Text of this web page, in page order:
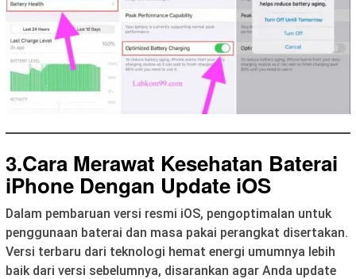
3.Cara Merawat Kesehatan Baterai
iPhone Dengan Update iOS
Dalam pembaruan versi resmi iOS, pengoptimalan untuk
penggunaan baterai dan masa pakai perangkat disertakan.
Versi terbaru dari teknologi hemat energi umumnya lebih
baik dari versi sebelumnya, disarankan agar Anda update